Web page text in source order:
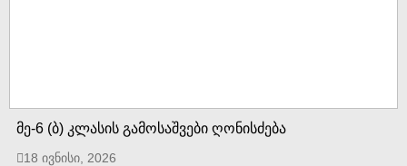
მე-6 (ბ) კლასის გამოსაშვები ღონისძება
18 ივნისი, 2026